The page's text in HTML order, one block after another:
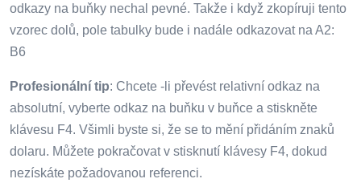
odkazy na buňky nechal pevné. Takže i když zkopíruji tento
vzorec dolů, pole tabulky bude i nadále odkazovat na A2:
B6
Profesionální tip: Chcete -li převést relativní odkaz na
absolutní, vyberte odkaz na buňku v buňce a stiskněte
klávesu F4. Všimli byste si, že se to mění přidáním znaků
dolaru. Můžete pokračovat v stisknutí klávesy F4, dokud
nezískáte požadovanou referenci.